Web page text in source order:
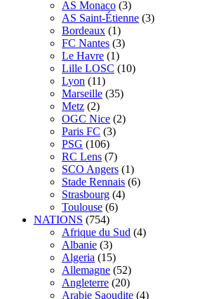
AS Monaco (3)
AS Saint-Étienne (3)
Bordeaux (1)
FC Nantes (3)
Le Havre (1)
Lille LOSC (10)
Lyon (11)
Marseille (35)
Metz (2)
OGC Nice (2)
Paris FC (3)
PSG (106)
RC Lens (7)
SCO Angers (1)
Stade Rennais (6)
Strasbourg (4)
Toulouse (6)
NATIONS (754)
Afrique du Sud (4)
Albanie (3)
Algeria (15)
Allemagne (52)
Angleterre (20)
Arabie Saoudite (4)